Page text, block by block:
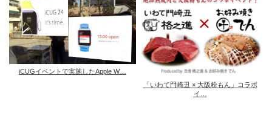
iCUGイベントで実施したApple W…
「いわて門崎丑 × 大阪粉もん」コラボ
イ…